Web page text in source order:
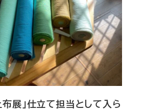
展」仕立て担当として入ら